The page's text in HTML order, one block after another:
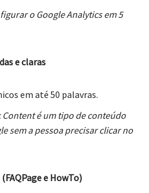
o Google Analytics em 5
e claras
em até 50 palavras.
Content é um tipo de conteúdo
sem a pessoa precisar clicar no
e HowTo)